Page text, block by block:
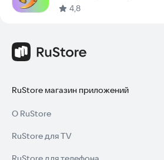
4,8
RuStore магазин приложений
О RuStore
RuStore для TV